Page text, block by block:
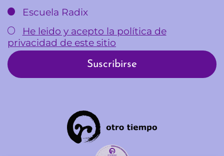
Escuela Radix
He leido y acepto la política de
privacidad de este sitio